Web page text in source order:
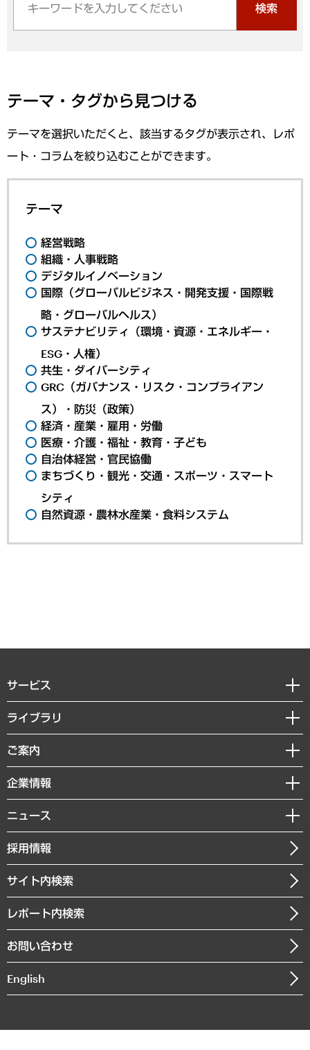
検索
テーマ・タグから見つける
テーマを選択いただくと、該当するタグが表示され、レポ
ート・コラムを絞り込むことができます。
テーマ
経営戦略
組織・人事戦略
デジタルイノベーション
国際（グローバルビジネス・開発支援・国際戦
略・グローバルヘルス）
サステナビリティ（環境・資源・エネルギー・
ESG・人権）
共生・ダイバーシティ
GRC（ガバナンス・リスク・コンプライアン
ス）・防災（政策）
経済・産業・雇用・労働
医療・介護・福祉・教育・子ども
自治体経営・官民協働
まちづくり・観光・交通・スポーツ・スマート
シティ
自然資源・農林水産業・食料システム
サービス
経営戦略
組織・人事戦略
デジタルイノベーション
共生・ダイバーシティ
GRC（ガバナンス・リスク・コンプライアンス）・防災（政策）
経済・産業・雇用・労働
まちづくり・観光・交通・スポーツ・スマートシティ
自然資源・農林水産業・食料システム
ライブラリ
経済調査
レポート
コラム
経営用語集
受託・受注実績（官公庁関連）
メディア掲載・出演
ご案内
セミナー・イベント情報
MUFGビジネスセミナー
受託案件情報
企業情報
私たちの想い
社長メッセージ
会社概要
沿革
組織図・本部部室紹介
インドネシア現地法人
個人情報保護方針
ニュース
ニュースリリース
お知らせ
採用情報
サイト内検索
レポート内検索
お問い合わせ
English